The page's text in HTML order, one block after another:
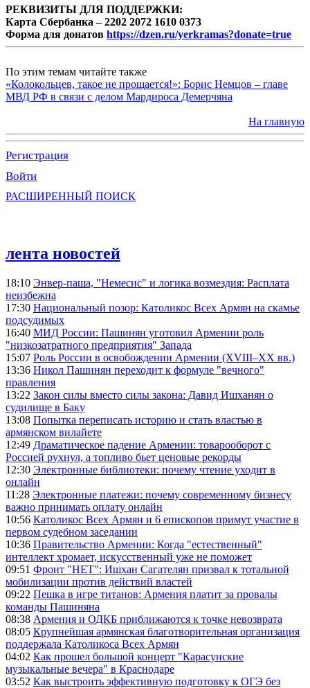
РЕКВИЗИТЫ ДЛЯ ПОДДЕРЖКИ:
Карта Сбербанка – 2202 2072 1610 0373
Форма для донатов https://dzen.ru/yerkramas?donate=true
По этим темам читайте также
«Колокольцев, такое не прощается!»: Борис Немцов – главе
МВД РФ в связи с делом Мардироса Демерчяна
На главную
Регистрация
Войти
РАСШИРЕННЫЙ ПОИСК
лента новостей
18:10 Энвер-паша, "Немесис" и логика возмездия: Расплата
неизбежна
17:30 Национальный позор: Католикос Всех Армян на скамье
подсудимых
16:40 МИД России: Пашинян уготовил Армении роль
"низкозатратного предприятия" Запада
15:07 Роль России в освобождении Армении (XVIII–XX вв.)
13:36 Никол Пашинян переходит к формуле "вечного"
правления
13:22 Закон силы вместо силы закона: Давид Ишханян о
судилище в Баку
13:08 Попытка переписать историю и стать властью в
армянском вилайете
12:49 Драматическое падение Армении: товарооборот с
Россией рухнул, а топливо бьет ценовые рекорды
12:30 Электронные библиотеки: почему чтение уходит в
онлайн
11:28 Электронные платежи: почему современному бизнесу
важно принимать оплату онлайн
10:56 Католикос Всех Армян и 6 епископов примут участие в
первом судебном заседании
10:36 Правительство Армении: Когда "естественный"
интеллект хромает, искусственный уже не поможет
09:51 Фронт "НЕТ": Ишхан Сагателян призвал к тотальной
мобилизации против действий властей
09:22 Пешка в игре титанов: Армения платит за провалы
команды Пашиняна
08:38 Армения и ОДКБ приближаются к точке невозврата
08:05 Крупнейшая армянская благотворительная организация
поддержала Католикоса Всех Армян
04:02 Как прошел большой концерт "Карасунские
музыкальные вечера" в Краснодаре
03:52 Как выстроить эффективную подготовку к ОГЭ без